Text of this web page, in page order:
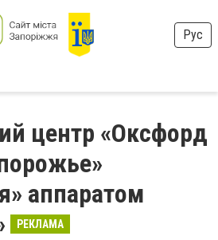
Рус
центр «Оксфорд
аппаратом
РЕКЛАМА